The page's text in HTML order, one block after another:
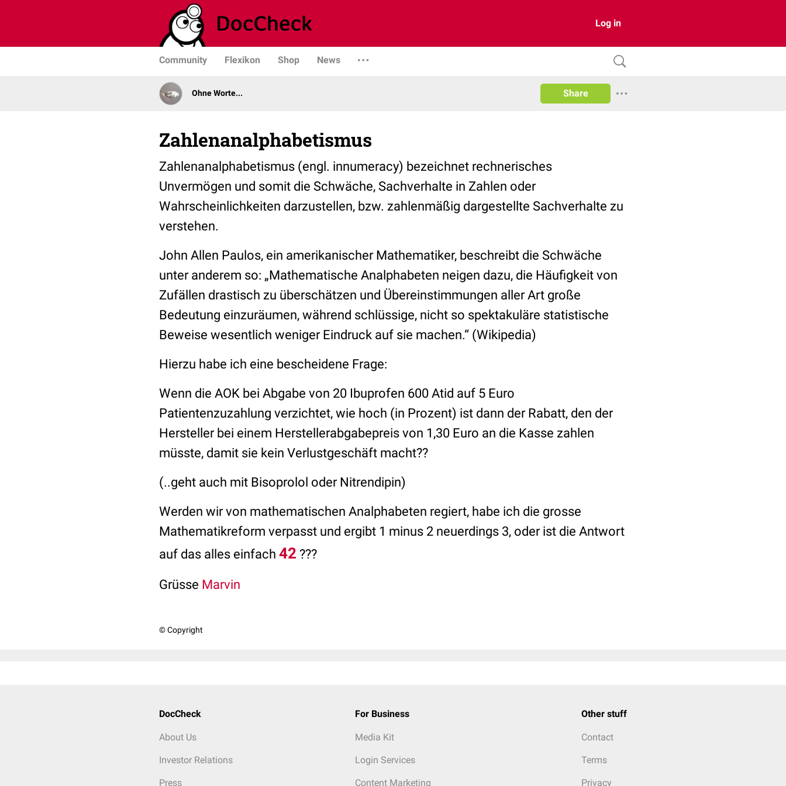
Log in
Community Flexikon Shop News
Ohne Worte... Share
Zahlenanalphabetismus
Zahlenanalphabetismus (engl. innumeracy) bezeichnet rechnerisches
Unvermögen und somit die Schwäche, Sachverhalte in Zahlen oder
Wahrscheinlichkeiten darzustellen, bzw. zahlenmäßig dargestellte Sachverhalte zu
verstehen.
John Allen Paulos, ein amerikanischer Mathematiker, beschreibt die Schwäche
unter anderem so: „Mathematische Analphabeten neigen dazu, die Häufigkeit von
Zufällen drastisch zu überschätzen und Übereinstimmungen aller Art große
Bedeutung einzuräumen, während schlüssige, nicht so spektakuläre statistische
Beweise wesentlich weniger Eindruck auf sie machen.“ (Wikipedia)
Hierzu habe ich eine bescheidene Frage:
Wenn die AOK bei Abgabe von 20 Ibuprofen 600 Atid auf 5 Euro
Patientenzuzahlung verzichtet, wie hoch (in Prozent) ist dann der Rabatt, den der
Hersteller bei einem Herstellerabgabepreis von 1,30 Euro an die Kasse zahlen
müsste, damit sie kein Verlustgeschäft macht??
(..geht auch mit Bisoprolol oder Nitrendipin)
Werden wir von mathematischen Analphabeten regiert, habe ich die grosse
Mathematikreform verpasst und ergibt 1 minus 2 neuerdings 3, oder ist die Antwort
auf das alles einfach 42 ???
Grüsse Marvin
© Copyright
DocCheck
About Us
Investor Relations
Press
For Business
Media Kit
Login Services
Content Marketing
Other stuff
Contact
Terms
Privacy